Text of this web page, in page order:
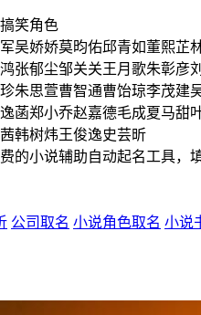
搞笑角色
吴娇娇莫昀佑邱青如董熙芷
张郁尘邹关关王月歌朱彰彦
朱思萱曹智通曹饴琼李茂建
菡郑小乔赵嘉德毛成夏马甜
韩树炜王俊逸史芸昕
的小说辅助自动起名工具
公司取名 小说角色取名 小说